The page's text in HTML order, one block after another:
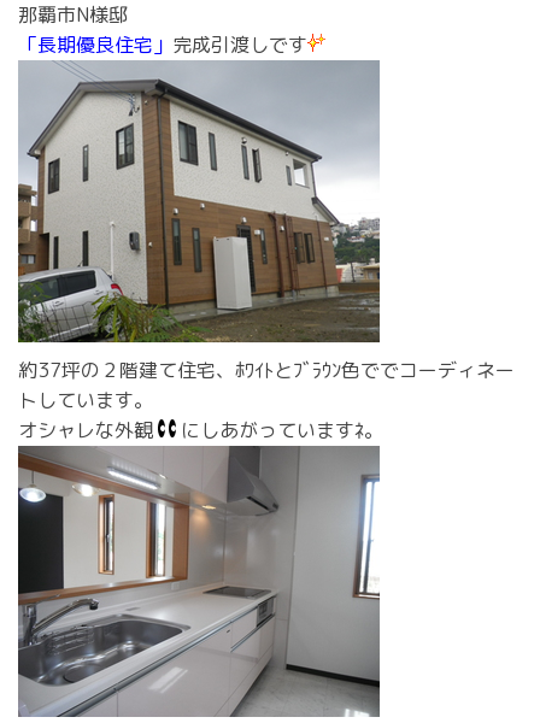
那覇市N様邸
「長期優良住宅」 完成引渡しです
約37坪の２階建て住宅、ﾎﾜｲﾄとﾌﾞﾗｳﾝ色ででコーディネー
トしています。
オシャレな外観
にしあがっていますﾈ。